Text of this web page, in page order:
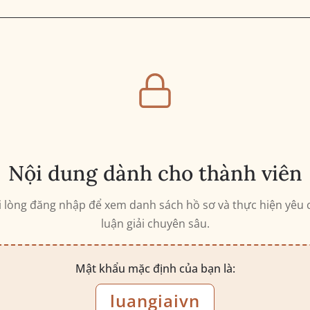
Nội dung dành cho thành viên
lòng đăng nhập để xem danh sách hồ sơ và thực hiện yêu
luận giải chuyên sâu.
Mật khẩu mặc định của bạn là:
luangiaivn